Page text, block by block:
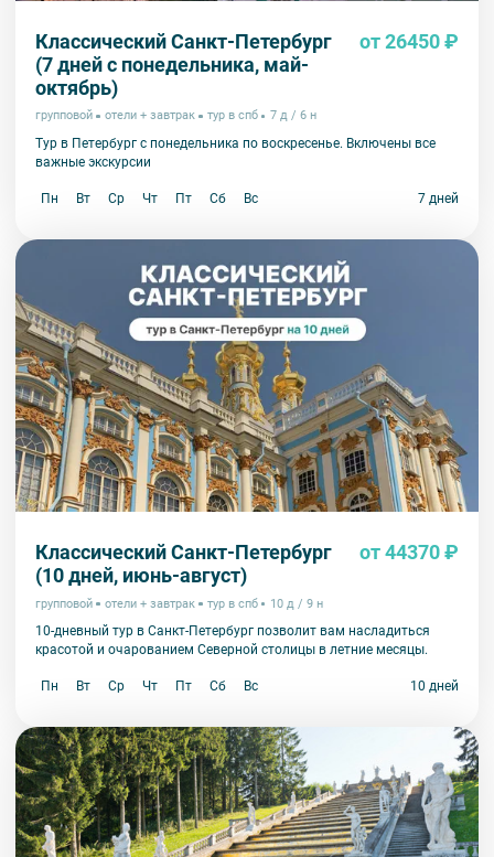
Классический Санкт-Петербург
(7 дней с понедельника, май-
октябрь)
от 26450 ₽
групповой отели + завтрак тур в спб 7 д / 6 н
Тур в Петербург с понедельника по воскресенье. Включены все
важные экскурсии
Пн Вт Ср Чт Пт Сб Вс 7 дней
Классический Санкт-Петербург
(10 дней, июнь-август)
от 44370 ₽
групповой отели + завтрак тур в спб 10 д / 9 н
10-дневный тур в Санкт-Петербург позволит вам насладиться
красотой и очарованием Северной столицы в летние месяцы.
Пн Вт Ср Чт Пт Сб Вс 10 дней